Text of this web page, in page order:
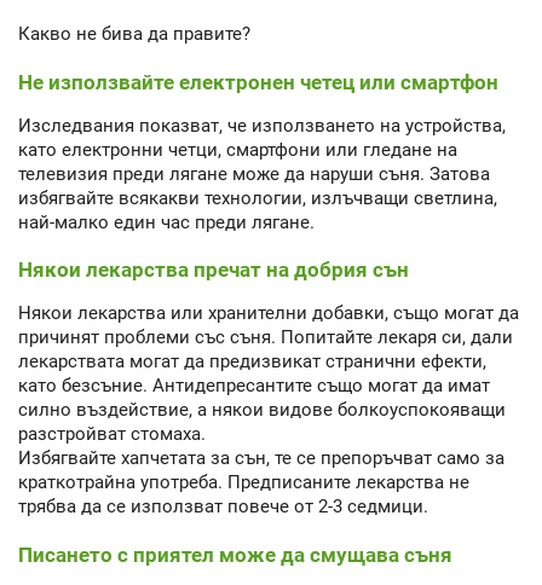
Какво не бива да правите?
Не използвайте електронен четец или смартфон
Изследвания показват, че използването на устройства,
като електронни четци, смартфони или гледане на
телевизия преди лягане може да наруши съня. Затова
избягвайте всякакви технологии, излъчващи светлина,
най-малко един час преди лягане.
Някои лекарства пречат на добрия сън
Някои лекарства или хранителни добавки, също могат да
причинят проблеми със съня. Попитайте лекаря си, дали
лекарствата могат да предизвикат странични ефекти,
като безсъние. Антидепресантите също могат да имат
силно въздействие, а някои видове болкоуспокояващи
разстройват стомаха.
Избягвайте хапчетата за сън, те се препоръчват само за
краткотрайна употреба. Предписаните лекарства не
трябва да се използват повече от 2-3 седмици.
Писането с приятел може да смущава съня